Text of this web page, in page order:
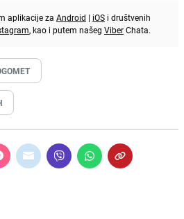
aplikacije za Android | iOS i društvenih
, kao i putem našeg ViberChata.